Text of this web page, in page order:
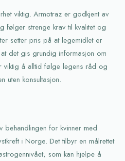
viktig. Armotraz er godkjent av
følger strenge krav til kvalitet og
setter pris på at legemidlet er
det gis grundig informasjon om
viktig å alltid følge legens råd og
uten konsultasjon.
behandlingen for kvinner med
i Norge. Det tilbyr en målrettet
som kan hjelpe å